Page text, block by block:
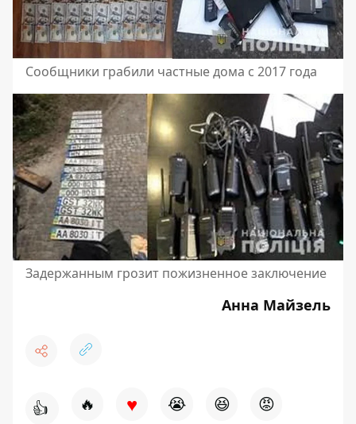
Сообщники грабили частные дома с 2017 года
Задержанным грозит пожизненное заключение
Анна Майзель
👍 🔥 ♥ 😭 😆 😡